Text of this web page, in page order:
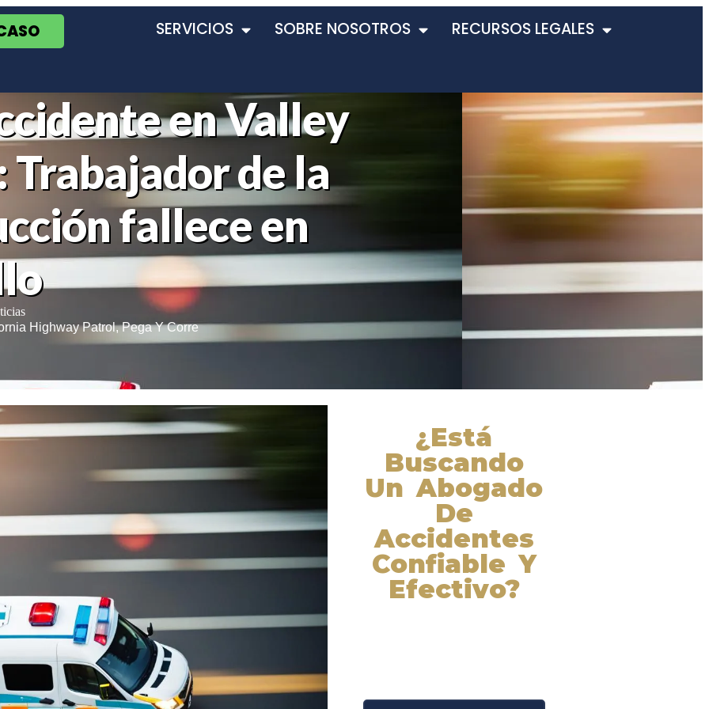
SERVICIOS SOBRE NOSOTROS RECURSOS LEGALES
en Valley
Trabajador de la
fallece en
Highway Patrol,Pega Y Corre
¿Está
Buscando
Un Abogado
De
Accidentes
Confiable Y
Efectivo?